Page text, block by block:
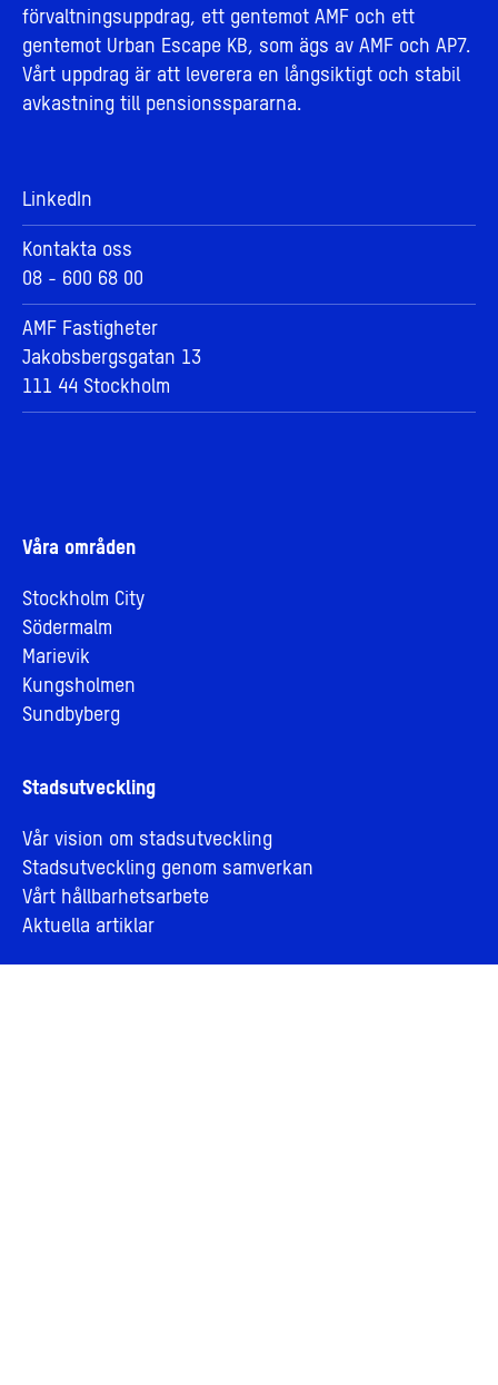
förvaltningsuppdrag, ett gentemot AMF och ett
gentemot Urban Escape KB, som ägs av AMF och AP7.
Vårt uppdrag är att leverera en långsiktigt och stabil
avkastning till pensionsspararna.
LinkedIn
Kontakta oss
08 - 600 68 00
AMF Fastigheter
Jakobsbergsgatan 13
111 44 Stockholm
Våra områden
Stockholm City
Södermalm
Marievik
Kungsholmen
Sundbyberg
Stadsutveckling
Vår vision om stadsutveckling
Stadsutveckling genom samverkan
Vårt hållbarhetsarbete
Aktuella artiklar